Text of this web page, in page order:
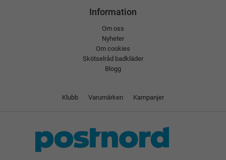
Information
Om oss
Nyheter
Om cookies
Skötselråd badkläder
Blogg
Klubb Varumärken Kampanjer